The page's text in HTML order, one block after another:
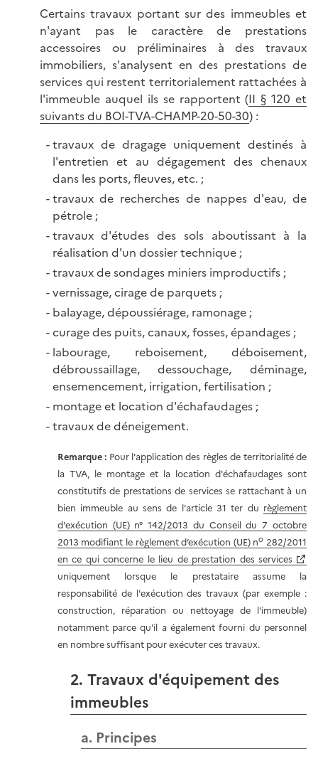
Certains travaux portant sur des immeubles et
n'ayant pas le caractère de prestations
accessoires ou préliminaires à des travaux
immobiliers, s'analysent en des prestations de
services qui restent territorialement rattachées à
l'immeuble auquel ils se rapportent (II § 120 et
suivants du BOI-TVA-CHAMP-20-50-30) :
travaux de dragage uniquement destinés à
l'entretien et au dégagement des chenaux
dans les ports, fleuves, etc. ;
travaux de recherches de nappes d'eau, de
pétrole ;
travaux d'études des sols aboutissant à la
réalisation d'un dossier technique ;
travaux de sondages miniers improductifs ;
vernissage, cirage de parquets ;
balayage, dépoussiérage, ramonage ;
curage des puits, canaux, fosses, épandages ;
labourage, reboisement, déboisement,
débroussaillage, dessouchage, déminage,
ensemencement, irrigation, fertilisation ;
montage et location d'échafaudages ;
travaux de déneigement.
Remarque : Pour l'application des règles de territorialité de
la TVA, le montage et la location d'échafaudages sont
constitutifs de prestations de services se rattachant à un
bien immeuble au sens de l'article 31 ter du règlement
d'exécution (UE) n° 142/2013 du Conseil du 7 octobre
2013 modifiant le règlement d’exécution (UE) no 282/2011
en ce qui concerne le lieu de prestation des services
uniquement lorsque le prestataire assume la
responsabilité de l'exécution des travaux (par exemple :
construction, réparation ou nettoyage de l'immeuble)
notamment parce qu'il a également fourni du personnel
en nombre suffisant pour exécuter ces travaux.
2. Travaux d'équipement des
immeubles
a. Principes